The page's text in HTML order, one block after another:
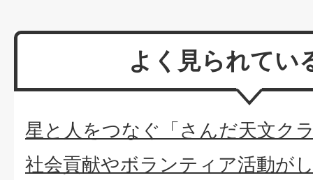
よく見られてい
星と人をつなぐ「さんだ天文ク
社会貢献やボランティア活動が